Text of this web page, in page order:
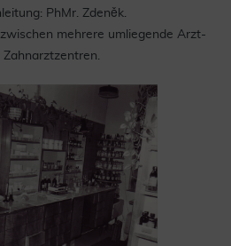
PhMr. Zdeněk.
mehrere umliegende Arzt-
Zahnarztzentren.